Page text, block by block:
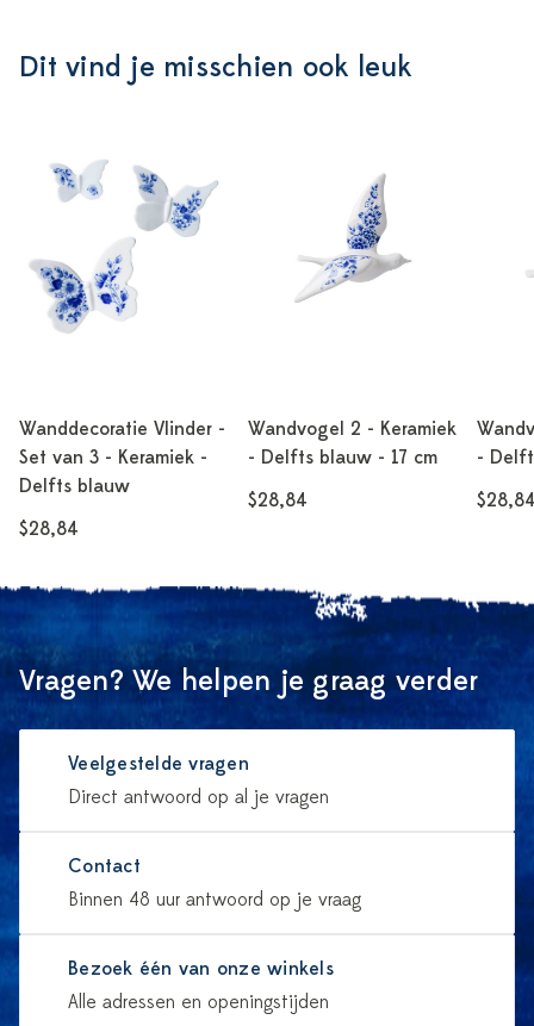
Dit vind je misschien ook leuk
Wanddecoratie Vlinder -
Set van 3 - Keramiek -
Delfts blauw
$28,84
Wandvogel 2 - Keramiek
- Delfts blauw - 17 cm
$28,84
-
Vragen? We helpen je graag verder
Veelgestelde vragen
Direct antwoord op al je vragen
Contact
Binnen 48 uur antwoord op je vraag
Bezoek één van onze winkels
Alle adressen en openingstijden